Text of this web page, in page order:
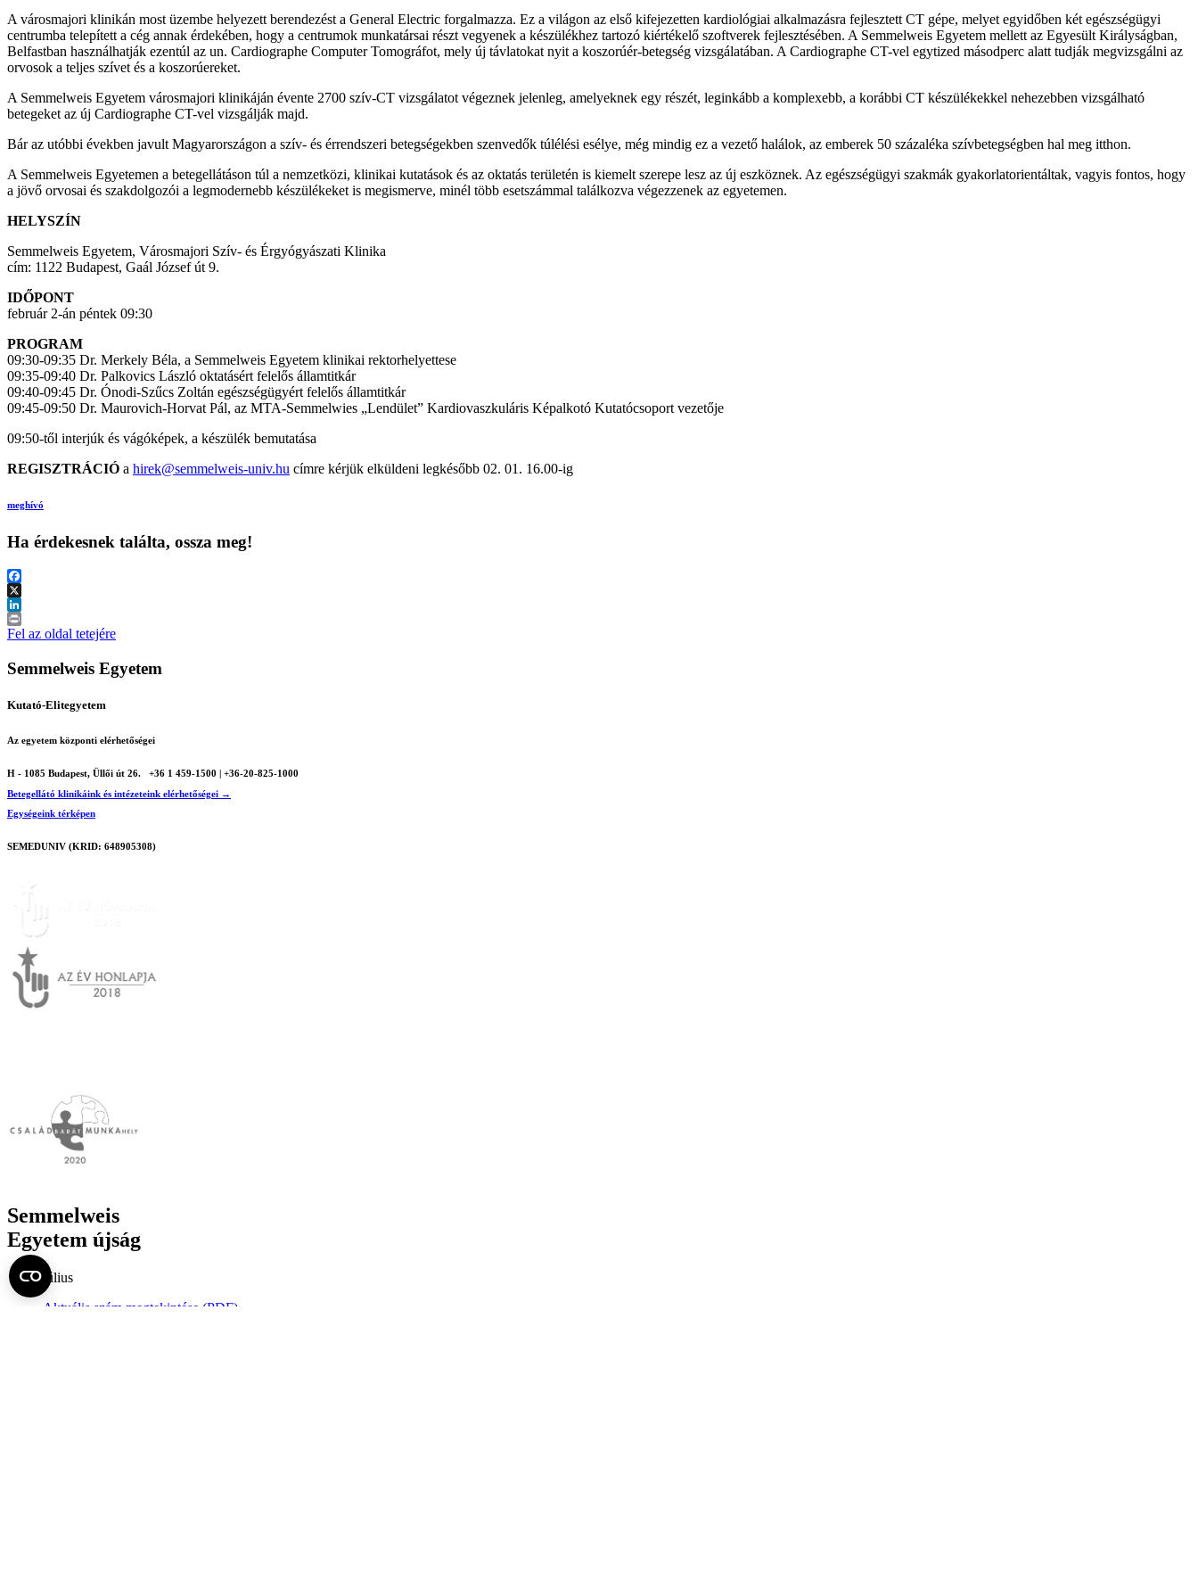
A városmajori klinikán most üzembe helyezett berendezést a General Electric forgalmazza. Ez a világon az első kifejezetten kardiológiai alkalmazásra fejlesztett CT gépe, melyet egyidőben két egészségügyi
centrumba telepített a cég annak érdekében, hogy a centrumok munkatársai részt vegyenek a készülékhez tartozó kiértékelő szoftverek fejlesztésében. A Semmelweis Egyetem mellett az Egyesült Királyságban,
Belfastban használhatják ezentúl az un. Cardiographe Computer Tomográfot, mely új távlatokat nyit a koszorúér-betegség vizsgálatában. A Cardiographe CT-vel egytized másodperc alatt tudják megvizsgálni az
orvosok a teljes szívet és a koszorúereket.
A Semmelweis Egyetem városmajori klinikáján évente 2700 szív-CT vizsgálatot végeznek jelenleg, amelyeknek egy részét, leginkább a komplexebb, a korábbi CT készülékekkel nehezebben vizsgálható
betegeket az új Cardiographe CT-vel vizsgálják majd.
Bár az utóbbi években javult Magyarországon a szív- és érrendszeri betegségekben szenvedők túlélési esélye, még mindig ez a vezető halálok, az emberek 50 százaléka szívbetegségben hal meg itthon.
A Semmelweis Egyetemen a betegellátáson túl a nemzetközi, klinikai kutatások és az oktatás területén is kiemelt szerepe lesz az új eszköznek. Az egészségügyi szakmák gyakorlatorientáltak, vagyis fontos, hogy
a jövő orvosai és szakdolgozói a legmodernebb készülékeket is megismerve, minél több esetszámmal találkozva végezzenek az egyetemen.
HELYSZÍN
Semmelweis Egyetem, Városmajori Szív- és Érgyógyászati Klinika
cím: 1122 Budapest, Gaál József út 9.
IDŐPONT
február 2-án péntek 09:30
PROGRAM
09:30-09:35 Dr. Merkely Béla, a Semmelweis Egyetem klinikai rektorhelyettese
09:35-09:40 Dr. Palkovics László oktatásért felelős államtitkár
09:40-09:45 Dr. Ónodi-Szűcs Zoltán egészségügyért felelős államtitkár
09:45-09:50 Dr. Maurovich-Horvat Pál, az MTA-Semmelwies „Lendület” Kardiovaszkuláris Képalkotó Kutatócsoport vezetője
09:50-től interjúk és vágóképek, a készülék bemutatása
REGISZTRÁCIÓ a hirek@semmelweis-univ.hu címre kérjük elküldeni legkésőbb 02. 01. 16.00-ig
meghívó
Ha érdekesnek találta, ossza meg!
Facebook
X
LinkedIn
Print
Fel az oldal tetejére
Semmelweis Egyetem
Kutató-Elitegyetem
Az egyetem központi elérhetőségei
H - 1085 Budapest, Üllői út 26.
+36 1 459-1500 | +36-20-825-1000
Betegellátó klinikáink és intézeteink elérhetőségei →
Egységeink térképen
SEMEDUNIV (KRID: 648905308)
Semmelweis
Egyetem újság
július
Aktuális szám megtekintése (PDF)